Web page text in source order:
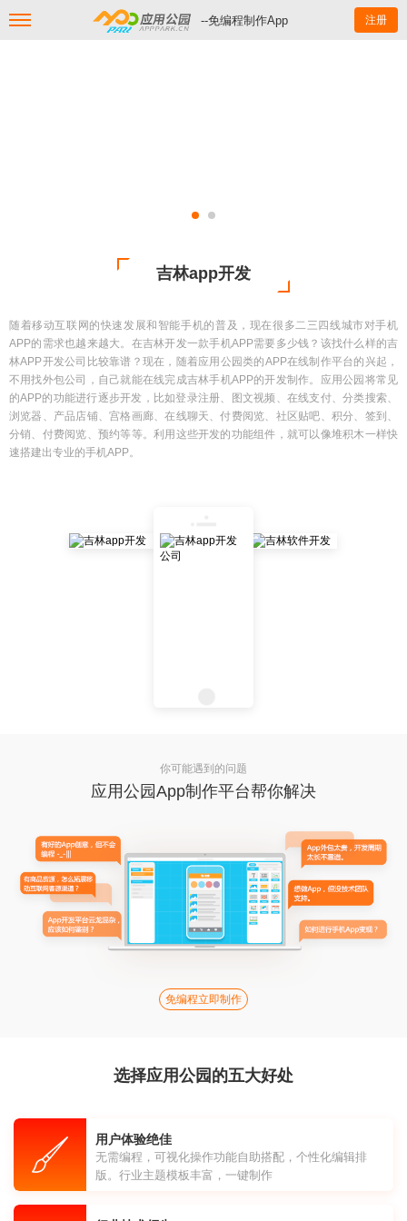
--免编程制作App 注册
吉林app开发
随着移动互联网的快速发展和智能手机的普及，现在很多二三四线城市对手机
APP的需求也越来越大。在吉林开发一款手机APP需要多少钱？该找什么样的吉
林APP开发公司比较靠谱？现在，随着应用公园类的APP在线制作平台的兴起，
不用找外包公司，自己就能在线完成吉林手机APP的开发制作。应用公园将常见
的APP的功能进行逐步开发，比如登录注册、图文视频、在线支付、分类搜索、
浏览器、产品店铺、宫格画廊、在线聊天、付费阅览、社区贴吧、积分、签到、
分销、付费阅览、预约等等。利用这些开发的功能组件，就可以像堆积木一样快
速搭建出专业的手机APP。
你可能遇到的问题
应用公园App制作平台帮你解决
免编程立即制作
选择应用公园的五大好处
用户体验绝佳
无需编程，可视化操作功能自助搭配，个性化编辑排
版。行业主题模板丰富，一键制作